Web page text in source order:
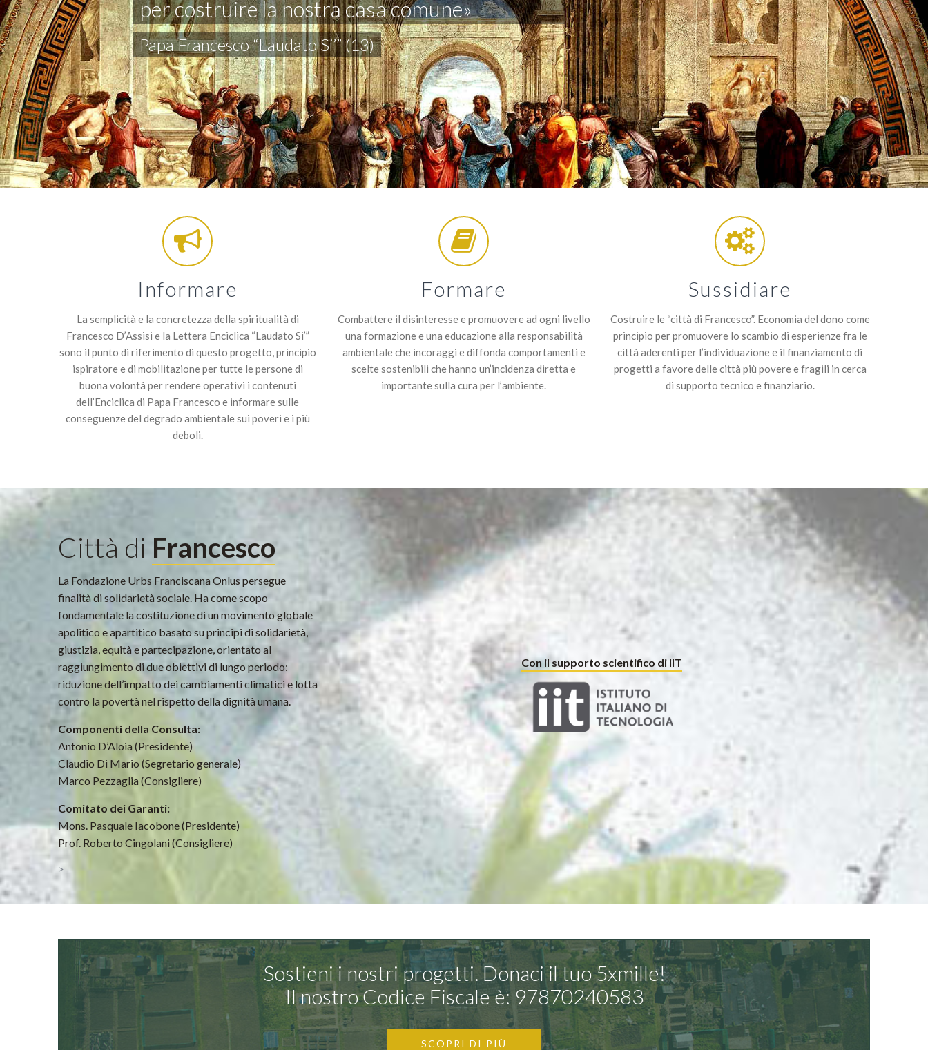
per costruire la nostra casa comune»
Papa Francesco “Laudato Si’” (13)
Informare
La semplicità e la concretezza della spiritualità di
Francesco D’Assisi e la Lettera Enciclica “Laudato Si’”
sono il punto di riferimento di questo progetto, principio
ispiratore e di mobilitazione per tutte le persone di
buona volontà per rendere operativi i contenuti
dell’Enciclica di Papa Francesco e informare sulle
conseguenze del degrado ambientale sui poveri e i più
deboli.
Formare
Combattere il disinteresse e promuovere ad ogni livello
una formazione e una educazione alla responsabilità
ambientale che incoraggi e diffonda comportamenti e
scelte sostenibili che hanno un’incidenza diretta e
importante sulla cura per l’ambiente.
Sussidiare
Costruire le “città di Francesco”. Economia del dono come
principio per promuovere lo scambio di esperienze fra le
città aderenti per l’individuazione e il finanziamento di
progetti a favore delle città più povere e fragili in cerca
di supporto tecnico e finanziario.
Città di Francesco
La Fondazione Urbs Franciscana Onlus persegue
finalità di solidarietà sociale. Ha come scopo
fondamentale la costituzione di un movimento globale
apolitico e apartitico basato su principi di solidarietà,
giustizia, equità e partecipazione, orientato al
raggiungimento di due obiettivi di lungo periodo:
riduzione dell’impatto dei cambiamenti climatici e lotta
contro la povertà nel rispetto della dignità umana.
Componenti della Consulta:
Antonio D’Aloia (Presidente)
Claudio Di Mario (Segretario generale)
Marco Pezzaglia (Consigliere)
Comitato dei Garanti:
Mons. Pasquale Iacobone (Presidente)
Prof. Roberto Cingolani (Consigliere)
>
Con il supporto scientifico di IIT
Sostieni i nostri progetti. Donaci il tuo 5xmille!
Il nostro Codice Fiscale è: 97870240583
SCOPRI DI PIÙ